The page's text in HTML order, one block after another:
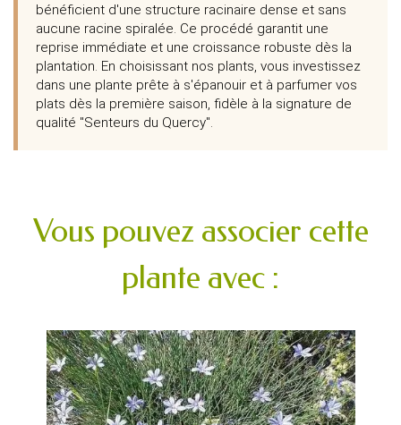
bénéficient d'une structure racinaire dense et sans
aucune racine spiralée. Ce procédé garantit une
reprise immédiate et une croissance robuste dès la
plantation. En choisissant nos plants, vous investissez
dans une plante prête à s'épanouir et à parfumer vos
plats dès la première saison, fidèle à la signature de
qualité "Senteurs du Quercy".
Vous pouvez associer cette
plante avec :